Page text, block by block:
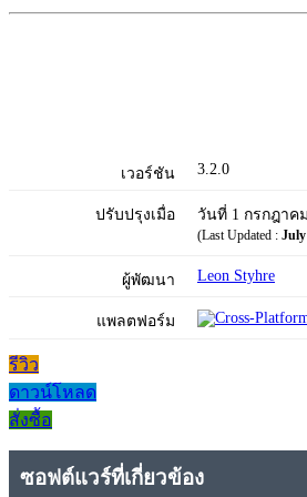
เวอร์ชัน 3.2.0
ปรับปรุงเมื่อ วันที่ 1 กรกฎาค
(Last Updated : July
ผู้พัฒนา Leon Styhre
แพลตฟอร์ม
รีวิว
ดาวน์โหลด
สั่งซื้อ
ซอฟต์แวร์ที่เกี่ยวข้อง